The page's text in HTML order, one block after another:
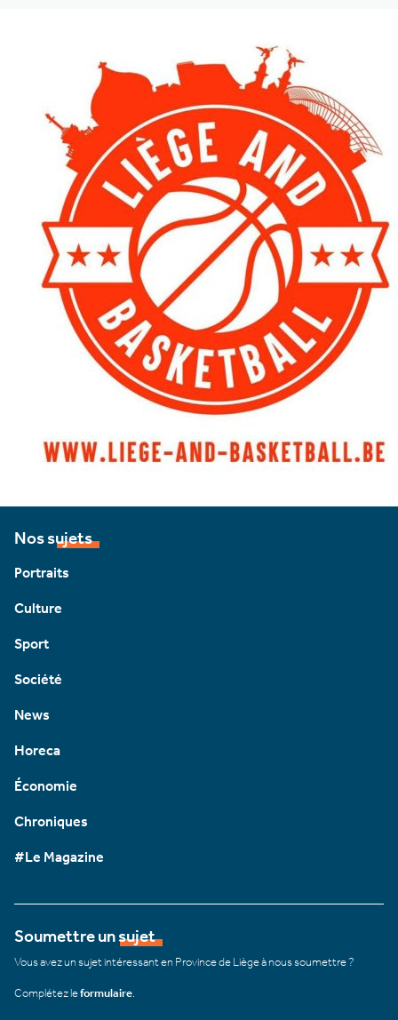
Nos sujets
Portraits
Culture
Sport
Société
News
Horeca
Économie
Chroniques
#Le Magazine
Soumettre un sujet
Vous avez un sujet intéressant en Province de Liège à nous soumettre ?
Complétez leformulaire